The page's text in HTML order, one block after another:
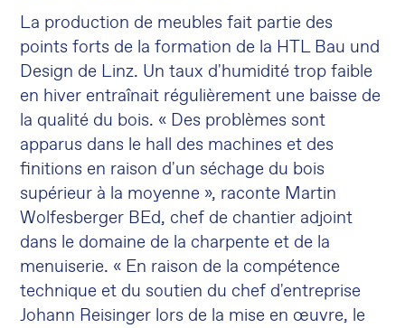
La production de meubles fait partie des
points forts de la formation de la HTL Bau und
Design de Linz. Un taux d'humidité trop faible
en hiver entraînait régulièrement une baisse de
la qualité du bois. « Des problèmes sont
apparus dans le hall des machines et des
finitions en raison d'un séchage du bois
supérieur à la moyenne », raconte Martin
Wolfesberger BEd, chef de chantier adjoint
dans le domaine de la charpente et de la
menuiserie. « En raison de la compétence
technique et du soutien du chef d'entreprise
Johann Reisinger lors de la mise en œuvre, le